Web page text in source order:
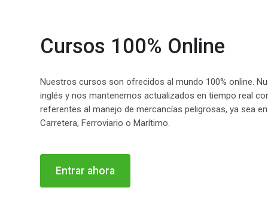
Cursos 100% Online
Nuestros cursos son ofrecidos al mundo 100% online.
inglés y nos mantenemos actualizados en tiempo real
referentes al manejo de mercancías peligrosas, ya sea
Carretera, Ferroviario o Marítimo.
Entrar ahora